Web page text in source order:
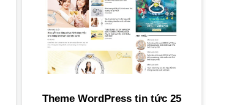
Theme WordPress tin tức 25